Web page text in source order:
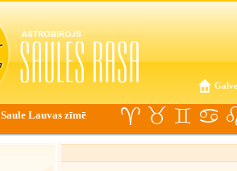
Saule Lauvas zīmē